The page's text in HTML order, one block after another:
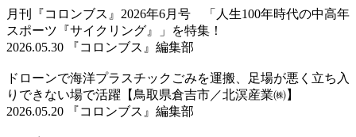
月刊『コロンブス』2026年6月号 「人生100年時代の中高年
スポーツ『サイクリング』」を特集！
2026.05.30 『コロンブス』編集部
ドローンで海洋プラスチックごみを運搬、足場が悪く立ち入
りできない場で活躍【鳥取県倉吉市／北溟産業㈱】
2026.05.20 『コロンブス』編集部